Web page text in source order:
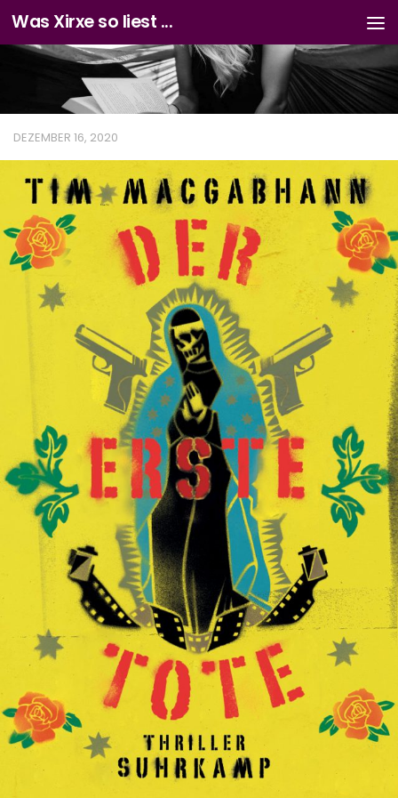
Zum Inhalt springen
Was Xirxe so liest ...
DEZEMBER 16, 2020